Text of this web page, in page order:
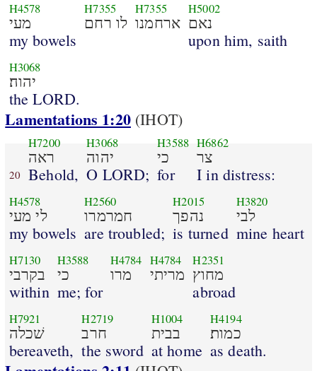
H4578
מעי
my bowels
H7355
לו רחם
H7355
ארחמנו
H5002
נאם
upon him, saith
H3068
יהוה׃
the LORD.
Lamentations 1:20(IHOT)
20
H7200
ראה
Behold,
H3068
יהוה
O LORD;
H3588
כי
for
H6862
צר
I in distress:
H4578
לי מעי
my bowels
H2560
חמרמרו
are troubled;
H2015
נהפך
is turned
H3820
לבי
mine heart
H7130
בקרבי
within
H3588
כי
me; for
H4784
מרו
H4784
מריתי
H2351
מחוץ
abroad
H7921
שׁכלה
bereaveth,
H2719
חרב
the sword
H1004
בבית
at home
H4194
כמות׃
as death.